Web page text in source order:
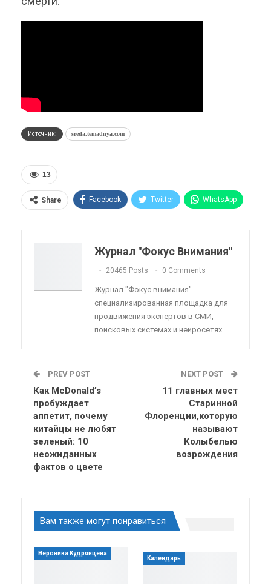
Источник: sreda.temadnya.com
13
Share Facebook Twitter WhatsApp
Telegram VK Viber
Linkedin Tumblr
Журнал "Фокус Внимания"
20465 Posts 0 Comments
Журнал "Фокус внимания" -
специализированная площадка для
продвижения экспертов в СМИ,
поисковых системах и нейросетях.
PREV POST
Как McDonald’s
пробуждает
аппетит, почему
китайцы не любят
зеленый: 10
неожиданных
фактов о цвете
NEXT POST
11 главных мест
Старинной
Флоренции,которую
называют
Колыбелью
возрождения
Вам также могут понравиться
Вероника Кудрявцева
Календарь